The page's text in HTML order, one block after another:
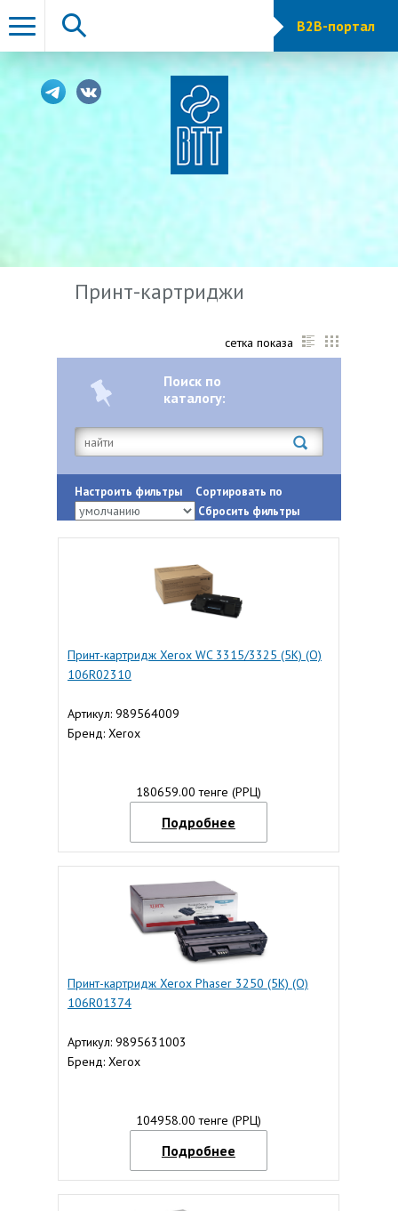
B2B-портал
Принт-картриджи
сетка показа
Поиск по
каталогу:
Настроить фильтры Сортировать по
Сбросить фильтры
Принт-картридж Xerox WC 3315/3325 (5K) (О)
106R02310
Артикул: 989564009
Бренд: Xerox
180659.00 тенге (РРЦ)
Подробнее
Принт-картридж Xerox Phaser 3250 (5K) (О)
106R01374
Артикул: 9895631003
Бренд: Xerox
104958.00 тенге (РРЦ)
Подробнее